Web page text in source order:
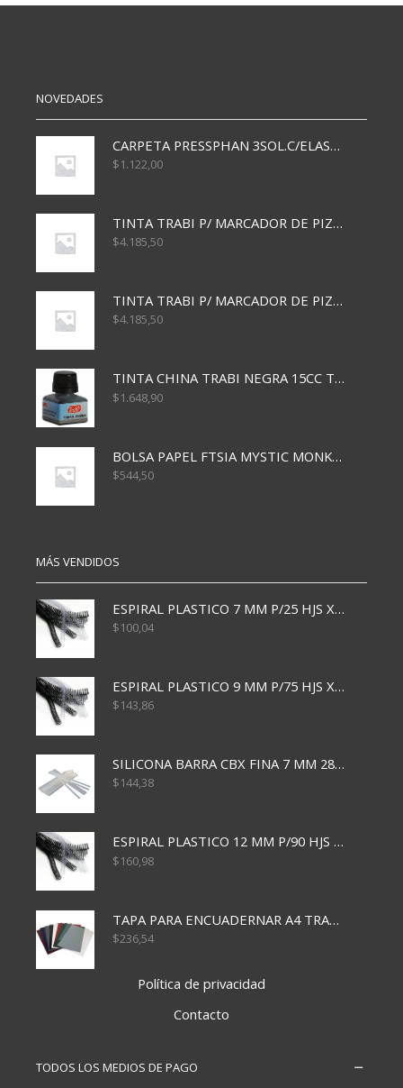
IMPRESA
60
NOVEDADES
CARPETA PRESSPHAN 3SOL.C/ELAST MARRON A4 P01A
$1.122,00
TINTA TRABI P/ MARCADOR DE PIZARRA x30ml AZUL
$4.185,50
TINTA TRABI P/ MARCADOR DE PIZARRA x30ml ROJO
$4.185,50
TINTA CHINA TRABI NEGRA 15CC TR3460
$1.648,90
BOLSA PAPEL FTSIA MYSTIC MONKEY 14/08/20
$544,50
MÁS VENDIDOS
ESPIRAL PLASTICO 7 MM P/25 HJS X50x3000
$100,04
ESPIRAL PLASTICO 9 MM P/75 HJS X50X2400
$143,86
SILICONA BARRA CBX FINA 7 MM 28 CM
$144,38
ESPIRAL PLASTICO 12 MM P/90 HJS X50X1500
$160,98
TAPA PARA ENCUADERNAR A4 TRANSP x50x500
$236,54
Política de privacidad
Contacto
TODOS LOS MEDIOS DE PAGO